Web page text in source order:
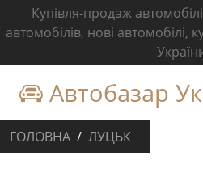
Купівля-продаж
автомобілів, нові автомобілі,
Автобазар
ГОЛОВНА ЛУЦЬК